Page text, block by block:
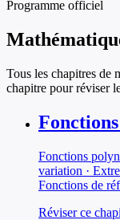
Programme officiel
Tous les chapitres de
chapitre pour réviser
Fonctions
variation ·
Fonctions de
Réviser ce